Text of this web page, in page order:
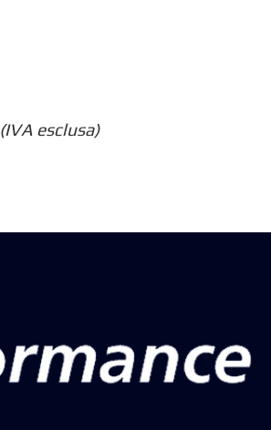
(IVA esclusa)